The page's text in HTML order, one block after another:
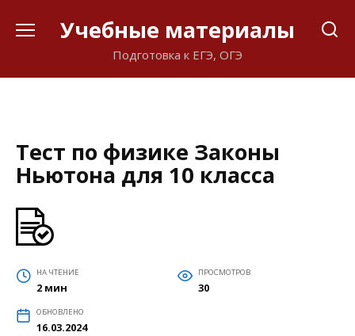
Учебные материалы
Подготовка к ЕГЭ, ОГЭ
Тест по физике Законы
Ньютона для 10 класса
НА ЧТЕНИЕ
2 мин
ПРОСМОТРОВ
30
ОБНОВЛЕНО
16.03.2024